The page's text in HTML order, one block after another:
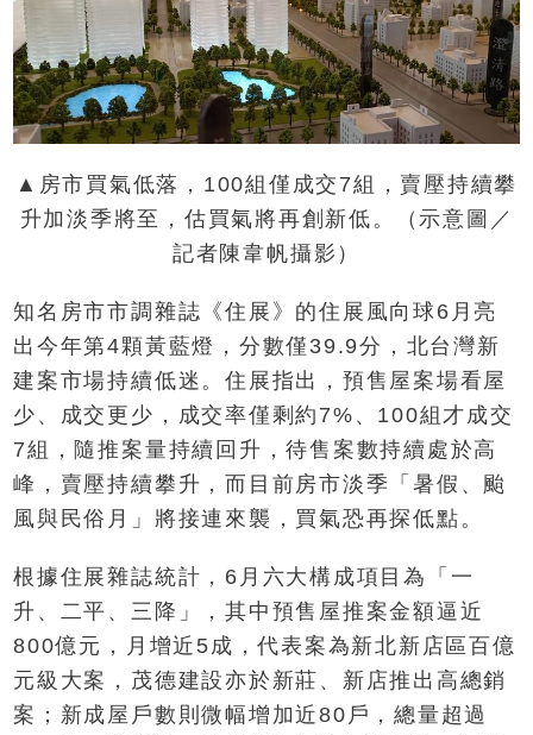
▲房市買氣低落，100組僅成交7組，賣壓持續攀
升加淡季將至，估買氣將再創新低。（示意圖／
記者陳韋帆攝影）
知名房市市調雜誌《住展》的住展風向球6月亮
出今年第4顆黃藍燈，分數僅39.9分，北台灣新
建案市場持續低迷。住展指出，預售屋案場看屋
少、成交更少，成交率僅剩約7%、100組才成交
7組，隨推案量持續回升，待售案數持續處於高
峰，賣壓持續攀升，而目前房市淡季「暑假、颱
風與民俗月」將接連來襲，買氣恐再探低點。
根據住展雜誌統計，6月六大構成項目為「一
升、二平、三降」，其中預售屋推案金額逼近
800億元，月增近5成，代表案為新北新店區百億
元級大案，茂德建設亦於新莊、新店推出高總銷
案；新成屋戶數則微幅增加近80戶，總量超過